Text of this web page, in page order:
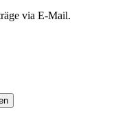
via E-Mail.